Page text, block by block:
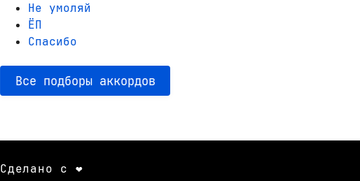
Не умоляй
ЁП
Спасибо
Все подборы аккордов
Сделано с ❤️